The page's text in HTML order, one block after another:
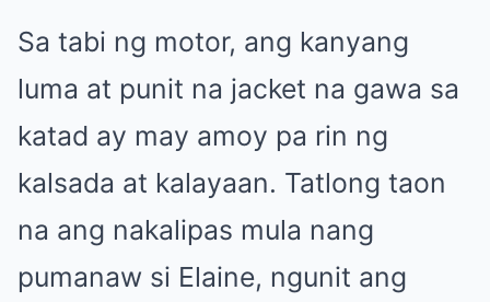
Sa tabi ng motor, ang kanyang
luma at punit na jacket na gawa sa
katad ay may amoy pa rin ng
kalsada at kalayaan. Tatlong taon
na ang nakalipas mula nang
pumanaw si Elaine, ngunit ang